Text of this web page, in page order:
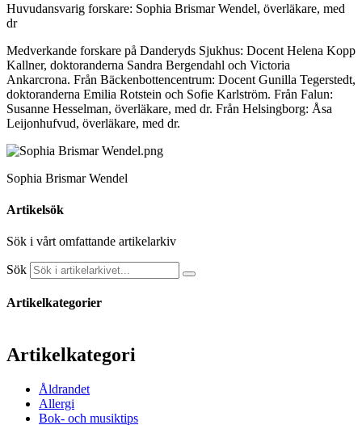
Huvudansvarig forskare: Sophia Brismar Wendel, överläkare, med
dr
Medverkande forskare på Danderyds Sjukhus: Docent Helena Kopp
Kallner, doktoranderna Sandra Bergendahl och Victoria
Ankarcrona. Från Bäckenbottencentrum: Docent Gunilla Tegerstedt,
doktoranderna Emilia Rotstein och Sofie Karlström. Från Falun:
Susanne Hesselman, överläkare, med dr. Från Helsingborg: Åsa
Leijonhufvud, överläkare, med dr.
Sophia Brismar Wendel
Artikelsök
Sök i vårt omfattande artikelarkiv
Sök
Artikelkategorier
Artikelkategori
Åldrandet
Allergi
Bok- och musiktips